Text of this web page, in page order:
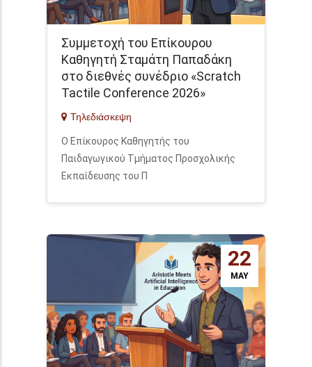
Συμμετοχή του Επίκουρου
Καθηγητή Σταμάτη Παπαδάκη
στο διεθνές συνέδριο «Scratch
Tactile Conference 2026»
Τηλεδιάσκεψη
Ο Επίκουρος Καθηγητής του
Παιδαγωγικού Τμήματος Προσχολικής
Εκπαίδευσης του Π
22
MAY